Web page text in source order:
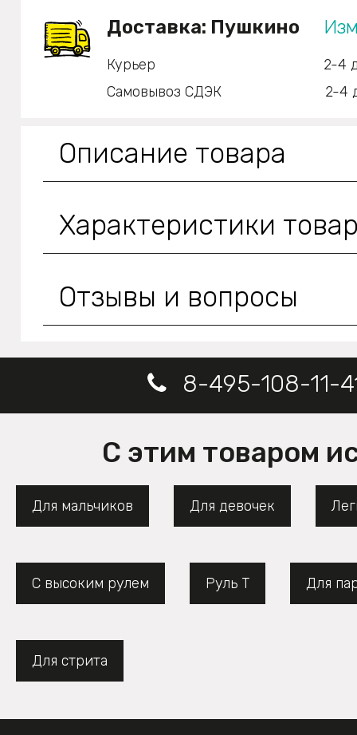
Доставка: Пушкино
Курьер
2-4
Самовывоз СДЭК
2-4
Описание товара
Характеристики
Отзывы и вопросы
8-495-108-11-
С этим товаром
Для мальчиков Для девочек
С высоким рулем Руль Т Для
Для стрита